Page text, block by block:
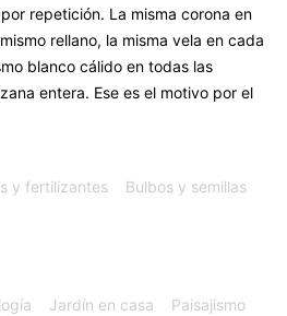
repetición. La misma corona en
rellano, la misma vela en cada
blanco cálido en todas las
entera. Ese es el motivo por el
y fertilizantes Bulbos y semillas
Jardín en casa Paisajismo